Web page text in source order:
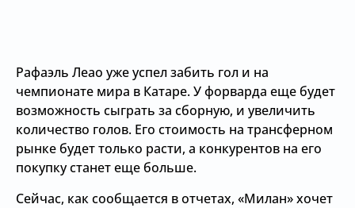
Рафаэль Леао уже успел забить гол и на
чемпионате мира в Катаре. У форварда еще будет
возможность сыграть за сборную, и увеличить
количество голов. Его стоимость на трансферном
рынке будет только расти, а конкурентов на его
покупку станет еще больше.
Сейчас, как сообщается в отчетах, «Милан» хочет